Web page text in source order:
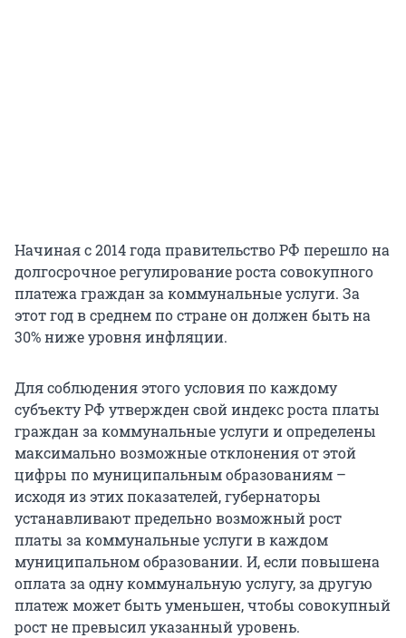
Начиная с 2014 года правительство РФ перешло на
долгосрочное регулирование роста совокупного
платежа граждан за коммунальные услуги. За
этот год в среднем по стране он должен быть на
30% ниже уровня инфляции.
Для соблюдения этого условия по каждому
субъекту РФ утвержден свой индекс роста платы
граждан за коммунальные услуги и определены
максимально возможные отклонения от этой
цифры по муниципальным образованиям –
исходя из этих показателей, губернаторы
устанавливают предельно возможный рост
платы за коммунальные услуги в каждом
муниципальном образовании. И, если повышена
оплата за одну коммунальную услугу, за другую
платеж может быть уменьшен, чтобы совокупный
рост не превысил указанный уровень.